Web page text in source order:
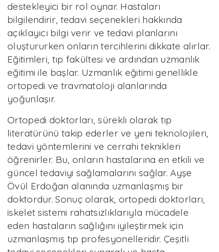
destekleyici bir rol oynar. Hastaları
bilgilendirir, tedavi seçenekleri hakkında
açıklayıcı bilgi verir ve tedavi planlarını
oluştururken onların tercihlerini dikkate alırlar.
Eğitimleri, tıp fakültesi ve ardından uzmanlık
eğitimi ile başlar. Uzmanlık eğitimi genellikle
ortopedi ve travmatoloji alanlarında
yoğunlaşır.
Ortopedi doktorları, sürekli olarak tıp
literatürünü takip ederler ve yeni teknolojileri,
tedavi yöntemlerini ve cerrahi teknikleri
öğrenirler. Bu, onların hastalarına en etkili ve
güncel tedaviyi sağlamalarını sağlar. Ayşe
Övül Erdoğan alanında uzmanlaşmış bir
doktordur. Sonuç olarak, ortopedi doktorları,
iskelet sistemi rahatsızlıklarıyla mücadele
eden hastaların sağlığını iyileştirmek için
uzmanlaşmış tıp profesyonelleridir. Çeşitli